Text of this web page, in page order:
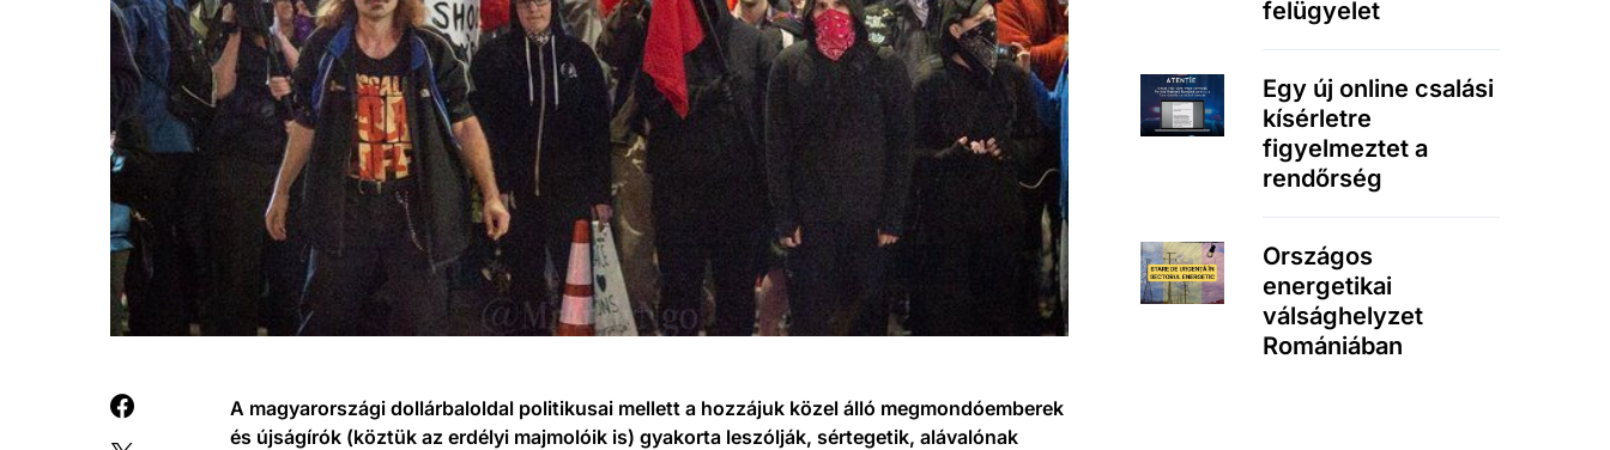
A magyarországi dollárbaloldal politikusai mellett a hozzájuk közel álló megmondóemberek
és újságírók (köztük az erdélyi majmolóik is) gyakorta leszólják, sértegetik, alávalónak
felügyelet
Egy új online csalási
kísérletre
figyelmeztet a
rendőrség
Országos
energetikai
válsághelyzet
Romániában